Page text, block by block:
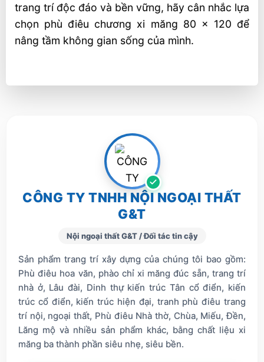
trang trí độc đáo và bền vững, hãy cân nhắc lựa
chọn phù điêu chương xi măng 80 x 120 để
nâng tầm không gian sống của mình.
CÔNG TY TNHH NỘI NGOẠI THẤT
G&T
Nội ngoại thất G&T / Đối tác tin cậy
Sản phẩm trang trí xây dựng của chúng tôi bao gồm:
Phù điêu hoa văn, phào chỉ xi măng đúc sẵn, trang trí
nhà ở, Lâu đài, Dinh thự kiến trúc Tân cổ điển, kiến
trúc cổ điển, kiến trúc hiện đại, tranh phù điêu trang
trí nội, ngoại thất, Phù điêu Nhà thờ, Chùa, Miếu, Đền,
Lăng mộ và nhiều sản phẩm khác, bằng chất liệu xi
măng ba thành phần siêu nhẹ, siêu bền.